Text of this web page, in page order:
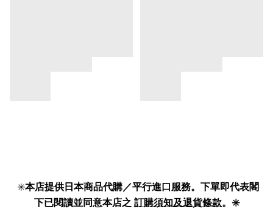
✳️本店提供日本商品代購／平行進口服務。下單即代表閣
下已閱讀並同意本店之 訂購須知及退貨條款。✳️